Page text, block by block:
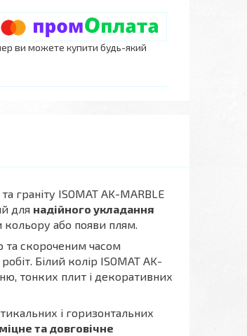
ви можете купити будь-який
ISOMAT AK-MARBLE
для надійного укладання
кольору або появи плям.
та скороченим часом
Білий колір ISOMAT AK-
тонких плит і декоративних
і горизонтальних
міцне та довговічне